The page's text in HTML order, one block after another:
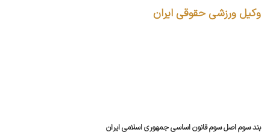
وکیل ورزشی حقوقی ایران
بند سوم اصل سوم قانون اساسی جمهوری اسلامی ایران